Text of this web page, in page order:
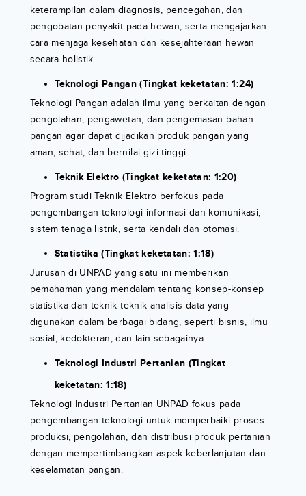
keterampilan dalam diagnosis, pencegahan, dan
pengobatan penyakit pada hewan, serta mengajarkan
cara menjaga kesehatan dan kesejahteraan hewan
secara holistik.
Teknologi Pangan (Tingkat keketatan: 1:24)
Teknologi Pangan adalah ilmu yang berkaitan dengan
pengolahan, pengawetan, dan pengemasan bahan
pangan agar dapat dijadikan produk pangan yang
aman, sehat, dan bernilai gizi tinggi.
Teknik Elektro (Tingkat keketatan: 1:20)
Program studi Teknik Elektro berfokus pada
pengembangan teknologi informasi dan komunikasi,
sistem tenaga listrik, serta kendali dan otomasi.
Statistika (Tingkat keketatan: 1:18)
Jurusan di UNPAD yang satu ini memberikan
pemahaman yang mendalam tentang konsep-konsep
statistika dan teknik-teknik analisis data yang
digunakan dalam berbagai bidang, seperti bisnis, ilmu
sosial, kedokteran, dan lain sebagainya.
Teknologi Industri Pertanian (Tingkat
keketatan: 1:18)
Teknologi Industri Pertanian UNPAD fokus pada
pengembangan teknologi untuk memperbaiki proses
produksi, pengolahan, dan distribusi produk pertanian
dengan mempertimbangkan aspek keberlanjutan dan
keselamatan pangan.